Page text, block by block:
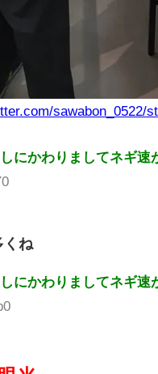
sawabon_0522/
にかわりましてネギ速
くね
にかわりましてネギ速